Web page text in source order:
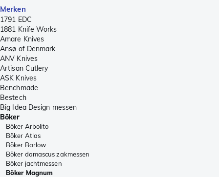
Merken
1791 EDC
1881 Knife Works
Amare Knives
Ansø of Denmark
ANV Knives
Artisan Cutlery
ASK Knives
Benchmade
Bestech
Big Idea Design messen
Böker
Böker Arbolito
Böker Atlas
Böker Barlow
Böker damascus zakmessen
Böker jachtmessen
Böker Magnum